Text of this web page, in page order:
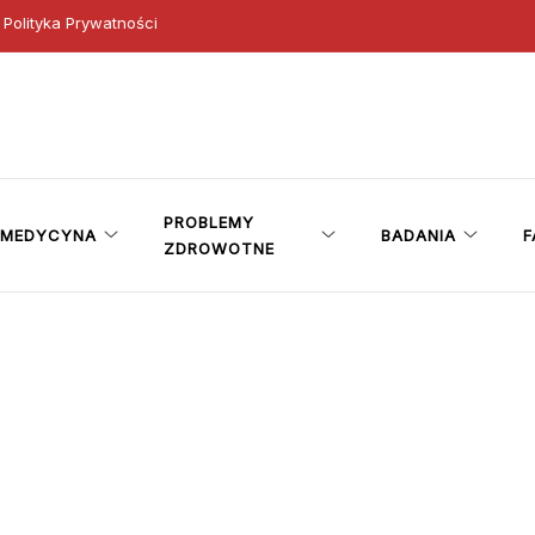
Polityka Prywatności
MEDYCYNA
PROBLEMY
ZDROWOTNE
BADANIA